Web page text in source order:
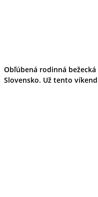
Obľúbená rodinná
Slovensko. Už tento